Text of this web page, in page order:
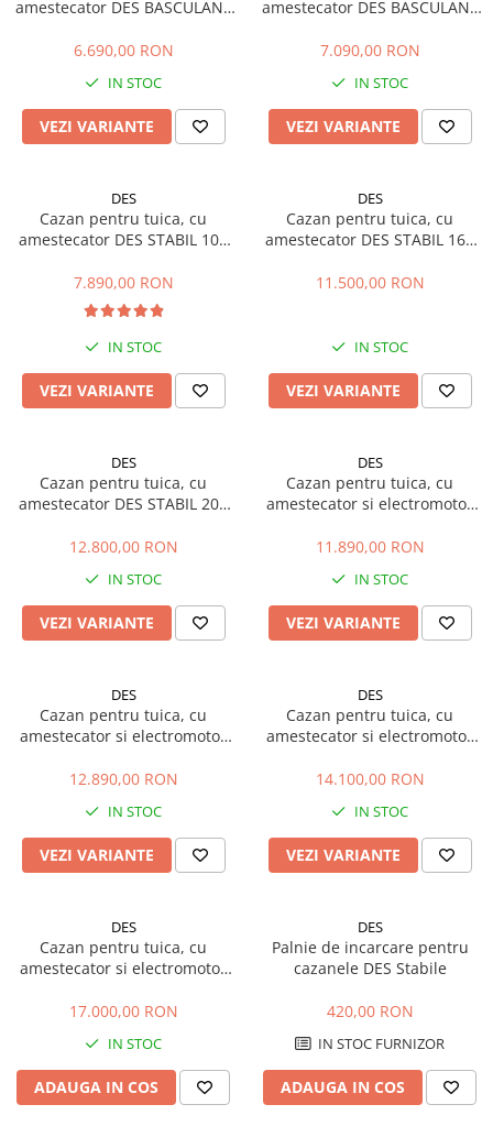
Depozitare gradina
Gratare si accesorii
Aparate de spalat cu presiune
Freze de zapada
Masini de maturat
Suflante & Aspiratoare frunze
Accesorii echipamente curatenie
Unelte de gradinarit
Dispozitive de imprastiat si
Unelte taiat
Sere si solarii
Plase si folii pentru gradinarit
Echipamente de protectie pentru
Casti de protectie
Manusi de lucru
Electrice si Iluminat
Sisteme fotovoltaice
Accesorii betoniere
Depozitare, transport si protectie
Echipamente pentru transport
Accesorii pentru depozitare,
Tehnica diamantata
Masini de canelat
Carote diamantate
Discuri diamantate
Masini de sapat
Masini de sapat santuri (Trenchere)
Accesorii pentru santier
Parapeti rutieri
Cazane Basculante
Cazane Stabile
Cazane Diamond
Accesorii cazane tuica
amestecator DES BASCULANT
6.690,00 RON
IN STOC
VEZI VARIANTE
amestecator DES BASCULANT
7.090,00 RON
IN STOC
VEZI VARIANTE
DES
Cazan pentru tuica, cu
amestecator DES STABIL 100
7.890,00 RON
IN STOC
VEZI VARIANTE
DES
Cazan pentru tuica, cu
amestecator DES STABIL 160
11.500,00 RON
IN STOC
VEZI VARIANTE
DES
Cazan pentru tuica, cu
amestecator DES STABIL 200
12.800,00 RON
IN STOC
VEZI VARIANTE
DES
Cazan pentru tuica, cu
amestecator si electromotor
11.890,00 RON
IN STOC
VEZI VARIANTE
DES
Cazan pentru tuica, cu
amestecator si electromotor
12.890,00 RON
IN STOC
VEZI VARIANTE
DES
Cazan pentru tuica, cu
amestecator si electromotor
14.100,00 RON
IN STOC
VEZI VARIANTE
DES
Cazan pentru tuica, cu
amestecator si electromotor
17.000,00 RON
IN STOC
ADAUGA IN COS
DES
Palnie de incarcare pentru
cazanele DES Stabile
420,00 RON
IN STOC FURNIZOR
ADAUGA IN COS